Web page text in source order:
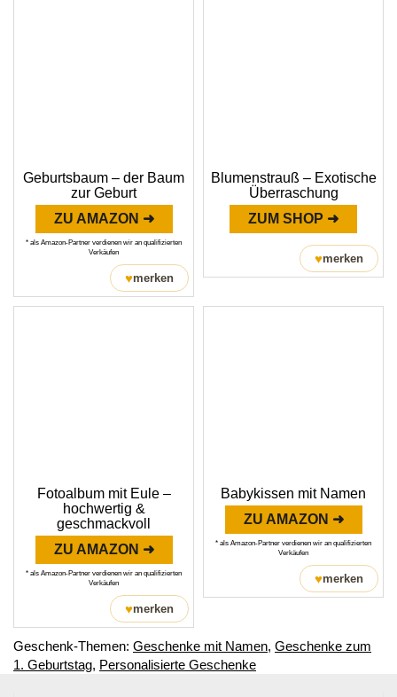
Geburtsbaum – der Baum
zur Geburt
ZU AMAZON ➜
* als Amazon-Partner verdienen wir an qualifizierten
Verkäufen
♥merken
Blumenstrauß – Exotische
Überraschung
ZUM SHOP ➜
♥merken
Fotoalbum mit Eule –
hochwertig &
geschmackvoll
ZU AMAZON ➜
* als Amazon-Partner verdienen wir an qualifizierten
Verkäufen
♥merken
Babykissen mit Namen
ZU AMAZON ➜
* als Amazon-Partner verdienen wir an qualifizierten
Verkäufen
♥merken
Geschenk-Themen: Geschenke mit Namen, Geschenke zum
1. Geburtstag, Personalisierte Geschenke